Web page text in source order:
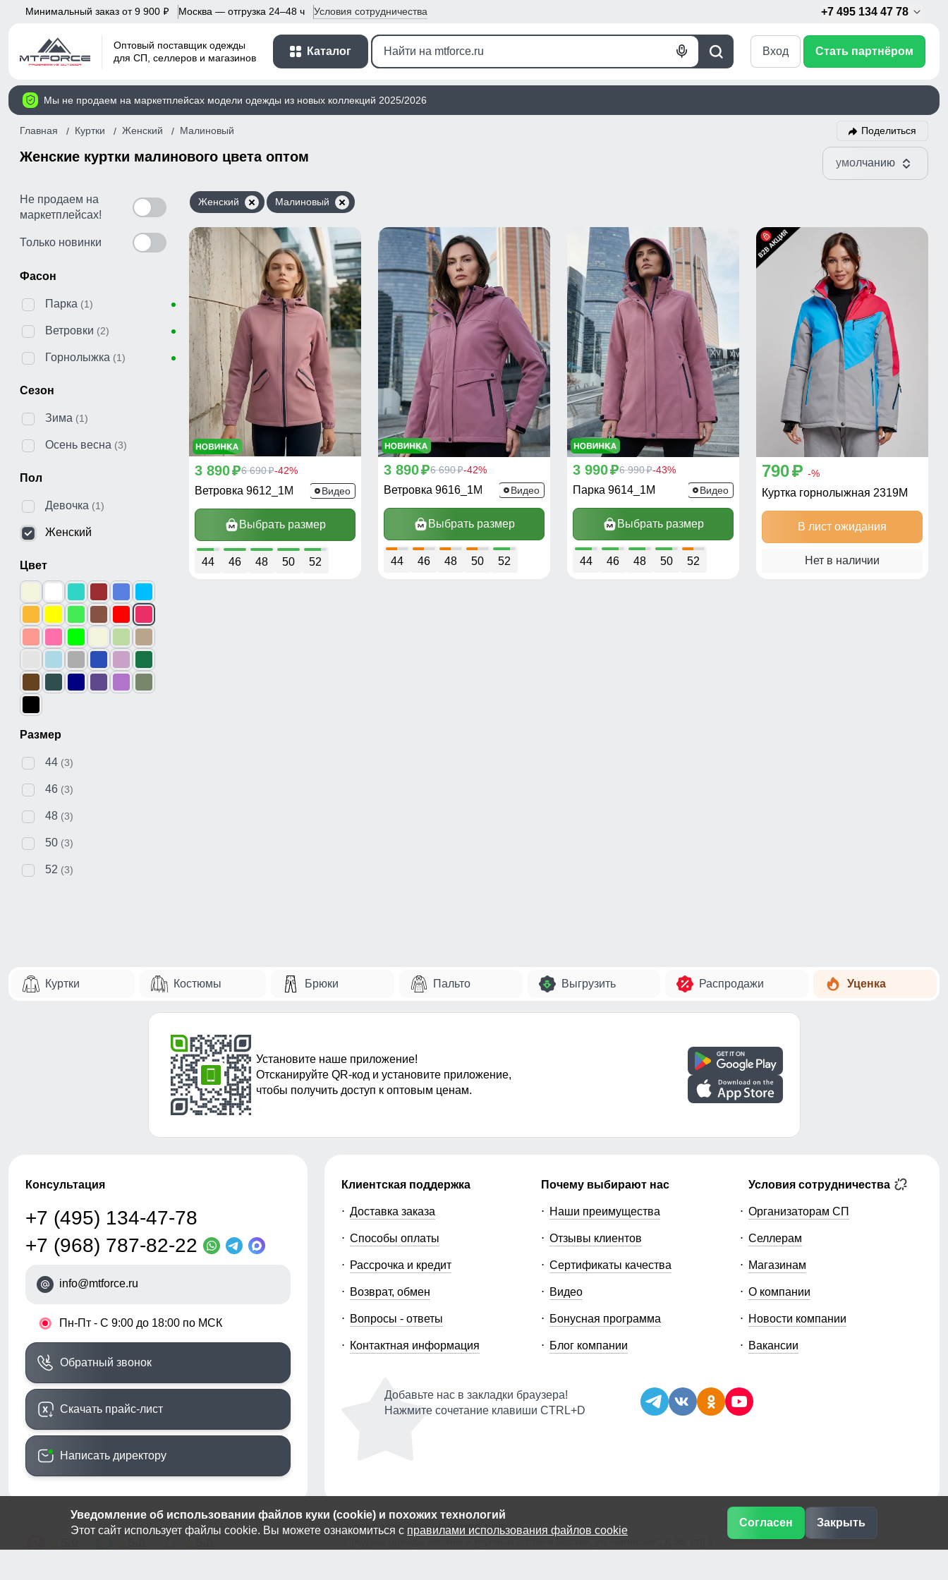
Уведомление об использовании файлов куки (cookie) и похожих технологий
Этот сайт использует файлы cookie. Вы можете ознакомиться с правилами использования файлов cookie
Согласен Закрыть
Минимальный заказ от 9 900 p Москва — отгрузка 24–48 ч Условия сотрудничества +7 495 134 47 78
Оптовый поставщик одежды
для СП, селлеров и магазинов
Каталог
Поиск
Голосовой
Вход Стать партнёром
Мы не продаем на маркетплейсах модели одежды из новых коллекций 2025/2026
Главная Куртки Женский Малиновый Поделиться
Женские куртки малинового цвета оптом умолчанию
Не продаем на
маркетплейсах!
Только новинки
Фасон
Парка (1)
Ветровки (2)
Горнолыжка (1)
Сезон
Зима (1)
Осень весна (3)
Пол
Девочка (1)
Женский
Цвет
Размер
44 (3)
46 (3)
48 (3)
50 (3)
52 (3)
Женский Малиновый
3 890p6 690p-42%
Ветровка 9612_1M Видео
Выбрать размер
44 46 48 50 52
3 890p6 690p-42%
Ветровка 9616_1M Видео
Выбрать размер
44 46 48 50 52
3 990p6 990p-43%
Парка 9614_1M Видео
Выбрать размер
44 46 48 50 52
790 p -%
Куртка горнолыжная 2319M
В лист ожидания
Нет в наличии
Куртки Костюмы Брюки Пальто Выгрузить Распродажи Уценка
Установите наше приложение!
Отсканируйте QR-код и установите приложение,
чтобы получить доступ к оптовым ценам.
Консультация
+7 (495) 134-47-78
+7 (968) 787-82-22
info@mtforce.ru
• Пн-Пт - С 9:00 до 18:00 по МСК
Обратный звонок
Скачать прайс-лист
Написать директору
Клиентская поддержка
Доставка заказа
Способы оплаты
Рассрочка и кредит
Возврат, обмен
Вопросы - ответы
Контактная информация
Почему выбирают нас
Наши преимущества
Отзывы клиентов
Сертификаты качества
Видео
Бонусная программа
Блог компании
Условия сотрудничества
Организаторам СП
Селлерам
Магазинам
О компании
Новости компании
Вакансии
Добавьте нас в закладки браузера!
Нажмите сочетание клавиши CTRL+D
© 2014-2026 ООО «МТФОРС ПЛЮС»